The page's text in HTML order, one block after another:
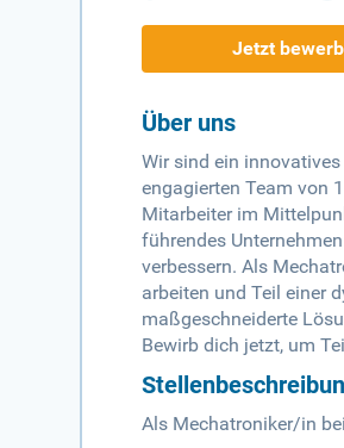
Jetzt
Über uns
Wir sind ein
engagierten Team von
Mitarbeiter im
führendes
verbessern. Als
arbeiten und Teil einer
maßgeschneiderte
Bewirb dich jetzt, um
Als Mechatroniker/in